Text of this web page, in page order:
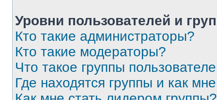
Уровни пользователей и
Кто такие администраторы?
Кто такие модераторы?
Что такое группы
Где находятся группы и как